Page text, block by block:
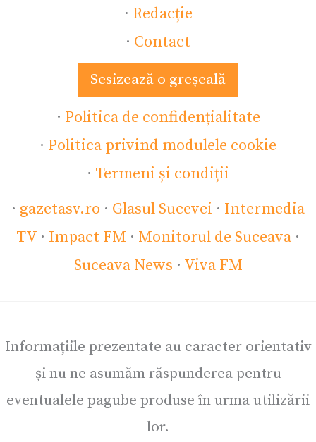
· Redacție
· Contact
Sesizează o greșeală
· Politica de confidențialitate
· Politica privind modulele cookie
· Termeni și condiții
· gazetasv.ro · Glasul Sucevei · Intermedia
TV · Impact FM · Monitorul de Suceava ·
Suceava News · Viva FM
Informațiile prezentate au caracter orientativ
și nu ne asumăm răspunderea pentru
eventualele pagube produse în urma utilizării
lor.